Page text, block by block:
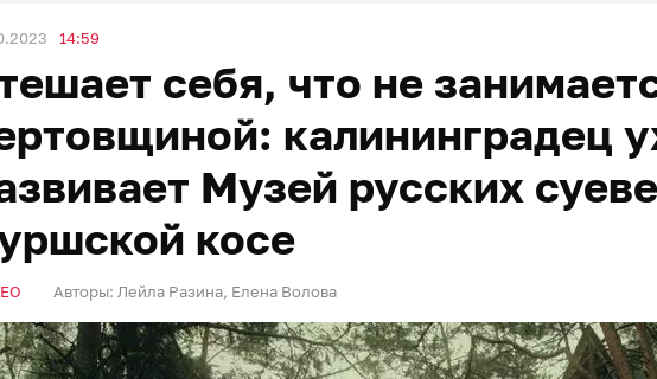
14:59
себя, что не
калининградец
Музей русских
косе
Авторы: Лейла Разина, Елена Волова